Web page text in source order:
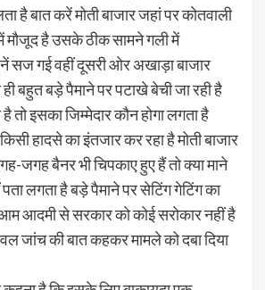
है बात करें मोती बाजार जहां पर कोतवाली
मौजूद है उसके ठीक सामने गली में
सज गई वहीं दूसरी ओर अखाड़ा बाजार
बहुत बड़े पैमाने पर पटाखे बेची जा रही है
है तो इसका जिम्मेदार कौन होगा लगता है
हादसे का इंतजार कर रहा है मोती बाजार
जगह बैनर भी चिपकाए हुए हैं तो क्या माने
लगता है बड़े पैमाने पर सेटिंग गेटिंग का
आदमी से सरकार को कोई सरोकार नहीं है
जांच की बात कहकर मामले को दबा दिया